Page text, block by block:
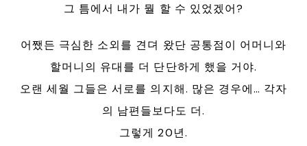
그 틈에서 내가 뭘 할 수 있었겠어?
어쨌든 극심한 소외를 견뎌 왔단 공통점이 어머니와
할머니의 유대를 더 단단하게 했을 거야.
오랜 세월 그들은 서로를 의지해. 많은 경우에… 각자
의 남편들보다도 더.
그렇게 20년.